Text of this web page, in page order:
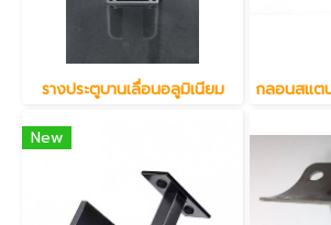
รางประตูบานเลื่อนอลูมิเนียม
New